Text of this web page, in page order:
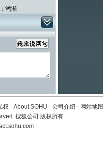
鸿渐
权 - About SOHU - 公司介绍 - 网站地图
搜狐公司 版权所有